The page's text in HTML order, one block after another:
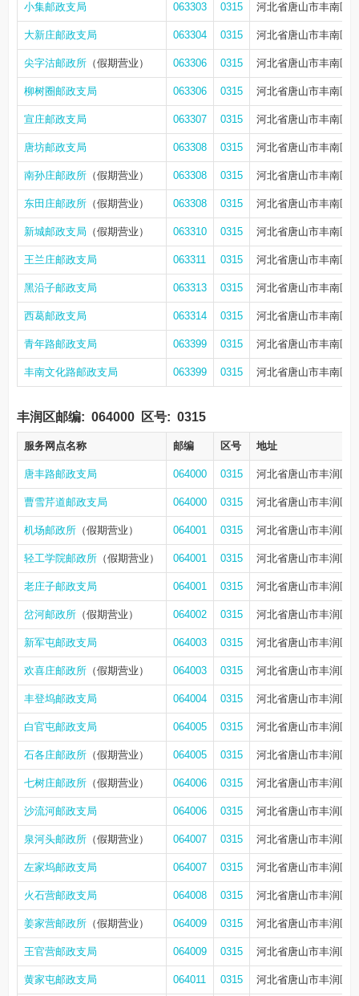
小集邮政支局 063303 0315 河北省唐山市丰南区
大新庄邮政支局 063304 0315 河北省唐山市丰南区
尖字沽邮政所 （假期营业） 063306 0315 河北省唐山市丰南区
柳树圈邮政支局 063306 0315 河北省唐山市丰南区
宣庄邮政支局 063307 0315 河北省唐山市丰南区
唐坊邮政支局 063308 0315 河北省唐山市丰南区
南孙庄邮政所 （假期营业） 063308 0315 河北省唐山市丰南区
东田庄邮政所 （假期营业） 063308 0315 河北省唐山市丰南区
新城邮政支局 （假期营业） 063310 0315 河北省唐山市丰南区
王兰庄邮政支局 063311 0315 河北省唐山市丰南区
黑沿子邮政支局 063313 0315 河北省唐山市丰南区
西葛邮政支局 063314 0315 河北省唐山市丰南区
青年路邮政支局 063399 0315 河北省唐山市丰南区
丰南文化路邮政支局 063399 0315 河北省唐山市丰南区
丰润区邮编: 064000 区号: 0315
服务网点名称 邮编 区号 地址
唐丰路邮政支局 064000 0315 河北省唐山市丰润区
曹雪芹道邮政支局 064000 0315 河北省唐山市丰润区
机场邮政所 （假期营业） 064001 0315 河北省唐山市丰润区
轻工学院邮政所 （假期营业） 064001 0315 河北省唐山市丰润区
老庄子邮政支局 064001 0315 河北省唐山市丰润区
岔河邮政所 （假期营业） 064002 0315 河北省唐山市丰润区
新军屯邮政支局 064003 0315 河北省唐山市丰润区
欢喜庄邮政所 （假期营业） 064003 0315 河北省唐山市丰润区
丰登坞邮政支局 064004 0315 河北省唐山市丰润区
白官屯邮政支局 064005 0315 河北省唐山市丰润区
石各庄邮政所 （假期营业） 064005 0315 河北省唐山市丰润区
七树庄邮政所 （假期营业） 064006 0315 河北省唐山市丰润区
沙流河邮政支局 064006 0315 河北省唐山市丰润区
泉河头邮政所 （假期营业） 064007 0315 河北省唐山市丰润区
左家坞邮政支局 064007 0315 河北省唐山市丰润区
火石营邮政支局 064008 0315 河北省唐山市丰润区
姜家营邮政所 （假期营业） 064009 0315 河北省唐山市丰润区
王官营邮政支局 064009 0315 河北省唐山市丰润区
黄家屯邮政支局 064011 0315 河北省唐山市丰润区